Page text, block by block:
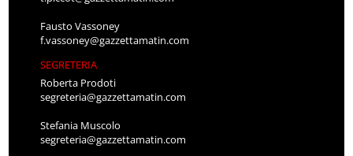
Fausto Vassoney
f.vassoney@gazzettamatin.com
SEGRETERIA
Roberta Prodoti
segreteria@gazzettamatin.com
Stefania Muscolo
segreteria@gazzettamatin.com